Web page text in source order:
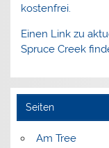
kostenfrei.
Einen Link zu
Spruce Creek
Seiten
Am Tree